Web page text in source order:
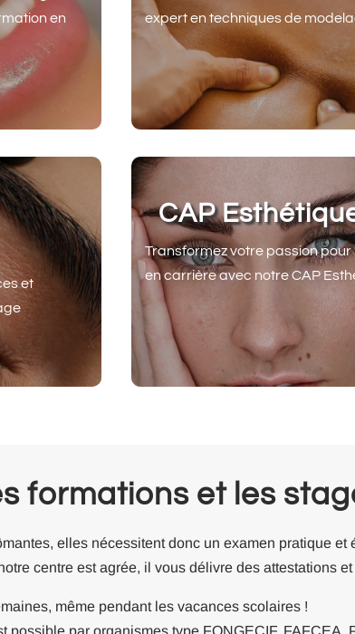
en
expert en techniques de
et
CAP
Transformez votre passion pour
en carrière avec notre CAP
formations et les
elles nécessitent donc un examen pratique
centre est agrée, il vous délivre des attestations
même pendant les vacances scolaires !
possible par organismes type FONGECIF,